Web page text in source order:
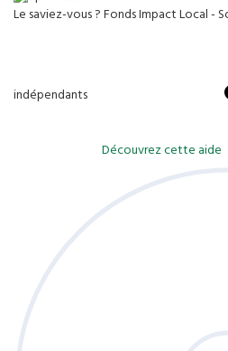
Le saviez-vous ?Fonds Impact Local -
indépendants
Découvrez cette aide